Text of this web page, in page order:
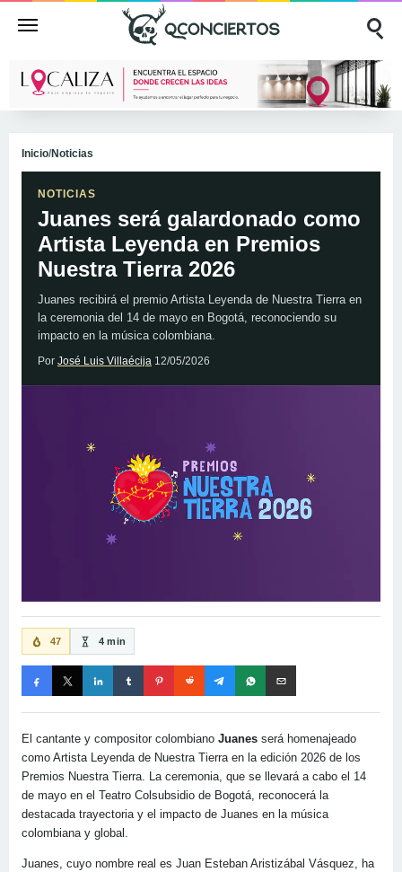
Inicio/Noticias
NOTICIAS
Juanes será galardonado como
Artista Leyenda en Premios
Nuestra Tierra 2026
Juanes recibirá el premio Artista Leyenda de Nuestra Tierra en
la ceremonia del 14 de mayo en Bogotá, reconociendo su
impacto en la música colombiana.
Por José Luis Villaécija 12/05/2026
47 4 min
El cantante y compositor colombiano Juanes será homenajeado
como Artista Leyenda de Nuestra Tierra en la edición 2026 de los
Premios Nuestra Tierra. La ceremonia, que se llevará a cabo el 14
de mayo en el Teatro Colsubsidio de Bogotá, reconocerá la
destacada trayectoria y el impacto de Juanes en la música
colombiana y global.
Juanes, cuyo nombre real es Juan Esteban Aristizábal Vásquez, ha